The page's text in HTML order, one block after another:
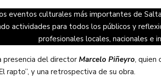
eventos culturales más importantes de
actividades para todos los públicos y
profesionales locales, nacionales e
presencia del director Marcelo Piñeyro, quien
rapto”, y una retrospectiva de su obra.